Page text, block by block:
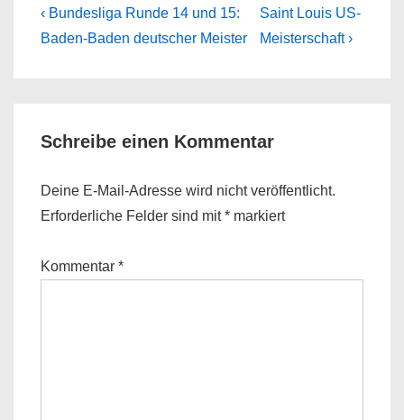
Beitragsnavigation
Previous
Post
‹ Bundesliga Runde 14 und 15:
Baden-Baden deutscher Meister
Next
Post
Saint Louis US-
Meisterschaft ›
Schreibe einen Kommentar
Deine E-Mail-Adresse wird nicht veröffentlicht.
Erforderliche Felder sind mit* markiert
Kommentar *